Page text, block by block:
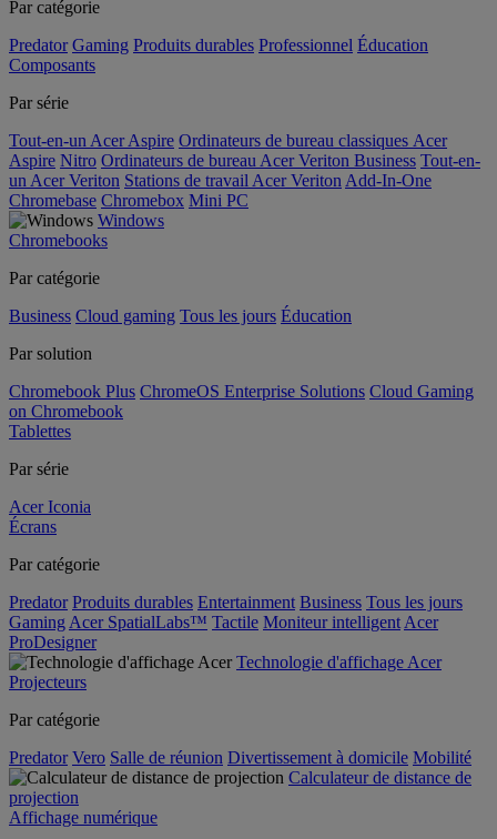
Par catégorie
Predator Gaming Produits durables Professionnel Éducation
Composants
Par série
Tout-en-un Acer Aspire Ordinateurs de bureau classiques Acer
Aspire Nitro Ordinateurs de bureau Acer Veriton Business Tout-en-
un Acer Veriton Stations de travail Acer Veriton Add-In-One
Chromebase Chromebox Mini PC
Windows
Chromebooks
Par catégorie
Business Cloud gaming Tous les jours Éducation
Par solution
Chromebook Plus ChromeOS Enterprise Solutions Cloud Gaming
on Chromebook
Tablettes
Par série
Acer Iconia
Écrans
Par catégorie
Predator Produits durables Entertainment Business Tous les jours
Gaming Acer SpatialLabs™ Tactile Moniteur intelligent Acer
ProDesigner
Technologie d'affichage Acer
Projecteurs
Par catégorie
Predator Vero Salle de réunion Divertissement à domicile Mobilité
Calculateur de distance de
projection
Affichage numérique